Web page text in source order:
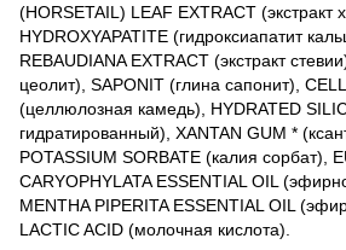
(HORSETAIL) LEAF EXTRACT (экстракт
HYDROXYAPATITE (гидроксиапатит
REBAUDIANA EXTRACT (экстракт
цеолит), SAPONIT (глина сапонит),
(целлюлозная камедь), HYDRATED
гидратированный), XANTAN GUM *
POTASSIUM SORBATE (калия сорбат),
CARYOPHYLATA ESSENTIAL OIL
MENTHA PIPERITA ESSENTIAL OIL
LACTIC ACID (молочная кислота).